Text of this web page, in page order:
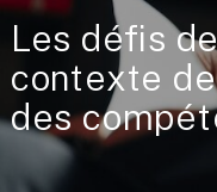
Les défis
contexte
des